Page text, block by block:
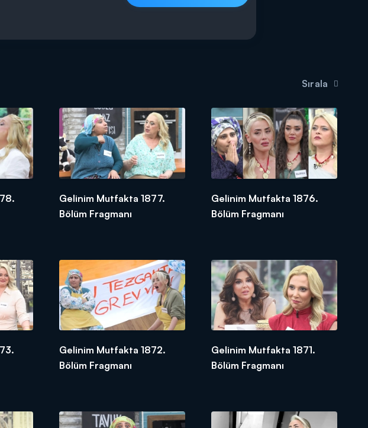
Sırala
Gelinim Mutfakta 1877.
Bölüm Fragmanı
Gelinim Mutfakta 1876.
Bölüm Fragmanı
Gelinim Mutfakta 1872.
Bölüm Fragmanı
Gelinim Mutfakta 1871.
Bölüm Fragmanı